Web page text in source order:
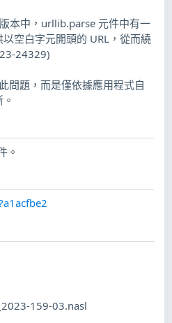
本中，urllib.parse 元件中有一
空白字元開頭的 URL，從而繞
24329)
問題，而是僅依據應用程式自
。
159-03.nasl